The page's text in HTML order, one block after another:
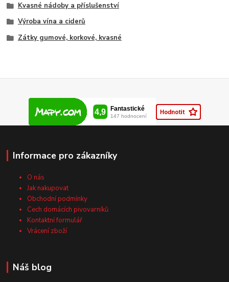
Kvasné nádoby a příslušenství
Výroba vína a ciderů
Zátky gumové, korkové, kvasné
Informace pro zákazníky
O nás
Jak nakupovat
Obchodní podmínky
Cech domácích pivovarníků
Kontaktní formulář
Vrácení zboží
Náš blog